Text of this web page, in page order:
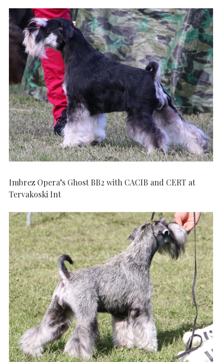
Imbrez Opera’s Ghost BB2 with CACIB and CERT at
Tervakoski Int